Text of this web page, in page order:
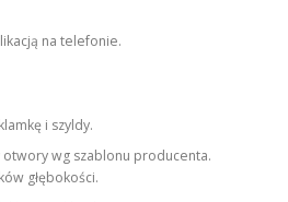
na telefonie.
i szyldy.
wg szablonu producenta.
głębokości.